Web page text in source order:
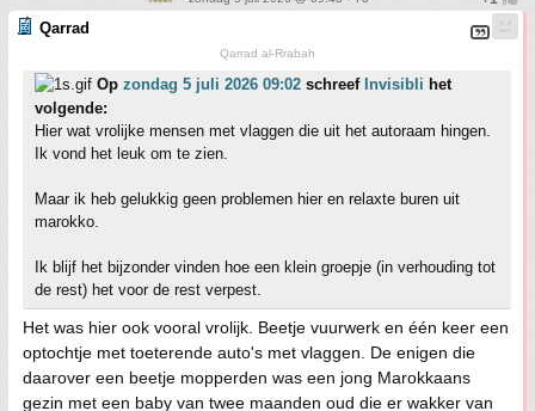
Qarrad
Qarrad al-Rrabah
Op zondag 5 juli 2026 09:02 schreef Invisibli het
volgende:
Hier wat vrolijke mensen met vlaggen die uit het autoraam hingen.
Ik vond het leuk om te zien.
Maar ik heb gelukkig geen problemen hier en relaxte buren uit
marokko.
Ik blijf het bijzonder vinden hoe een klein groepje (in verhouding tot
de rest) het voor de rest verpest.
Het was hier ook vooral vrolijk. Beetje vuurwerk en één keer een
optochtje met toeterende auto's met vlaggen. De enigen die
daarover een beetje mopperden was een jong Marokkaans
gezin met een baby van twee maanden oud die er wakker van